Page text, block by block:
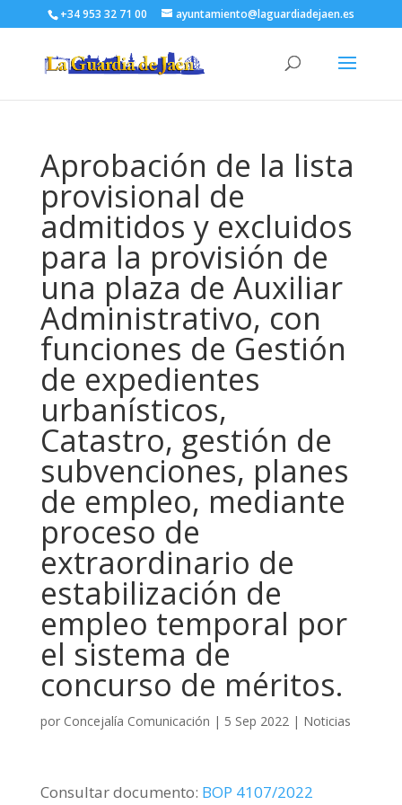
+34 953 32 71 00 ayuntamiento@laguardiadejaen.es
Aprobación de la lista
provisional de
admitidos y excluidos
para la provisión de
una plaza de Auxiliar
Administrativo, con
funciones de Gestión
de expedientes
urbanísticos,
Catastro, gestión de
subvenciones, planes
de empleo, mediante
proceso de
extraordinario de
estabilización de
empleo temporal por
el sistema de
concurso de méritos.
por Concejalía Comunicación | 5 Sep 2022| Noticias
Consultar documento: BOP 4107/2022